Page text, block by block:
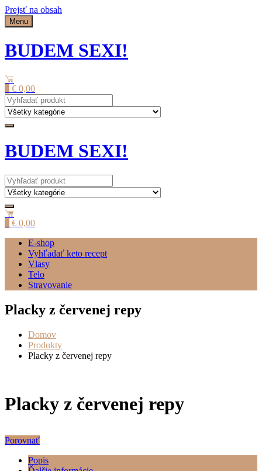
Prejsť na obsah
Menu
BUDEM SEXI!
€ 0,00
BUDEM SEXI!
€ 0,00
E-shop
Vyhľadať keto recept
Vlasy
Telo
Stravovanie
Placky z červenej repy
Domov
Produkty
Placky z červenej repy
Placky z červenej repy
Porovnať
Popis